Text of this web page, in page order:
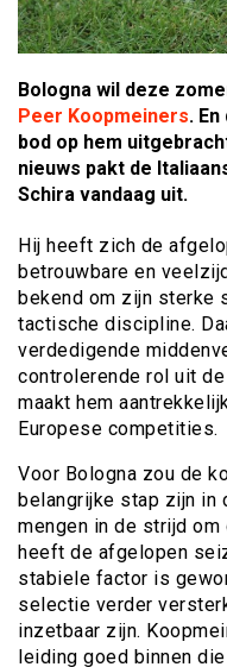
Bologna wil deze
Peer Koopmeiners.
bod op hem
nieuws pakt de
Schira vandaag uit.
Hij heeft zich de
betrouwbare en
bekend om zijn sterke
tactische discipline.
verdedigende
controlerende rol uit
maakt hem
Europese competities.
Voor Bologna zou de
belangrijke stap zijn in
mengen in de strijd om
heeft de afgelopen
stabiele factor is
selectie verder
inzetbaar zijn.
leiding goed binnen